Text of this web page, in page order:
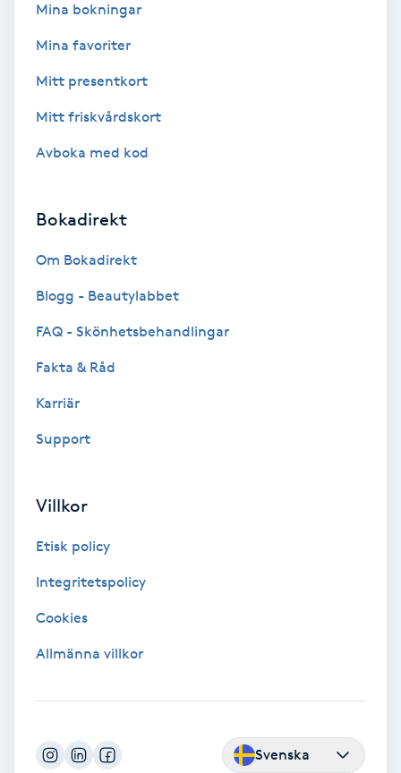
Faceliftmassage
Fibromassage
Fotmassage
Fotsvamp
Fotvård
Fransar
Fransfärgning
Fransförlängning
Fransförlängning Megavolym
Mina bokningar
Mina favoriter
Mitt presentkort
Mitt friskvårdskort
Avboka med kod
Bokadirekt
Om Bokadirekt
Blogg - Beautylabbet
FAQ - Skönhetsbehandlingar
Fakta & Råd
Karriär
Support
Villkor
Etisk policy
Integritetspolicy
Cookies
Allmänna villkor
Svenska